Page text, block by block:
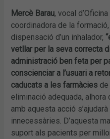
Mercè Barau, vocal
coordinadora de la
dispensació d’un inhalador,
vetllar per la seva correcta
administració ben feta per
conscienciar a l’usuari a
caducats a les farmàcies
eliminació adequada,
amb aquesta acció
innecessàries. D’aquesta
suport als pacients per